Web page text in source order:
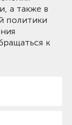
а также в
политики
к